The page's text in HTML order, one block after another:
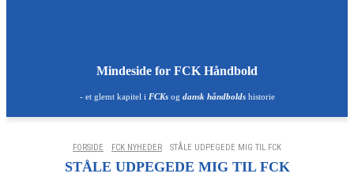
Mindeside for FCK Håndbold
- et glemt kapitel i FCKsog dansk håndboldshistorie
FORSIDE FCK NYHEDER STÅLE UDPEGEDE MIG TIL FCK
STÅLE UDPEGEDE MIG TIL FCK